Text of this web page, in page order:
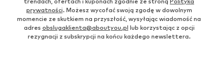
prywatności. Możesz wycofać swoją zgodę w dowolnym
momencie ze skutkiem na przyszłość, wysyłając wiadomość na
adres obslugaklienta@aboutyou.pl lub korzystając z opcji
rezygnacji z subskrypcji na końcu każdego newslettera.